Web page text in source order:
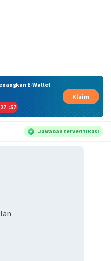
E-Wallet
27 :57
Klaim
Jawaban terverifikasi